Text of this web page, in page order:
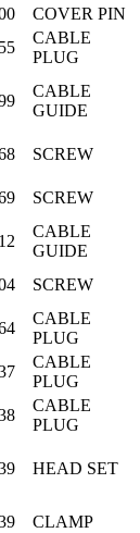
COVER PIN
CABLE
PLUG
CABLE
GUIDE
SCREW
SCREW
CABLE
GUIDE
SCREW
CABLE
PLUG
CABLE
PLUG
CABLE
PLUG
HEAD SET
CLAMP